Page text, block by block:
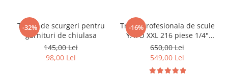
Lancia
Land Rover
-32%
Tester de scurgeri pentru
garnituri de chiulasa
145,00 Lei
98,00 Lei
-16%
Trusa profesionala de scule
YATO XXL 216 piese 1/4"
3/8" 1/2"
650,00 Lei
549,00 Lei